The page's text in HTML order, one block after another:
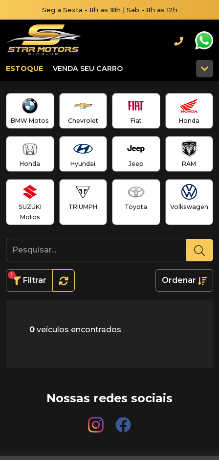
Seg a Sexta - 8h as 18h | Sab - 8h as 12h
ESTOQUE VENDA SEU CARRO
BMW Motos Chevrolet Fiat Honda
Honda Hyundai Jeep RAM
SUZUKI
Motos
TRIUMPH Toyota Volkswagen
Filtrar
1
Ordenar
0 veículos encontrados
Nossas redes sociais